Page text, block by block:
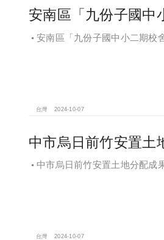
安南區「九份子國中
安南區「九份子國中小二期校
台灣 2024-10-07
中市烏日前竹安置土
中市烏日前竹安置土地分配成
台灣 2024-10-07